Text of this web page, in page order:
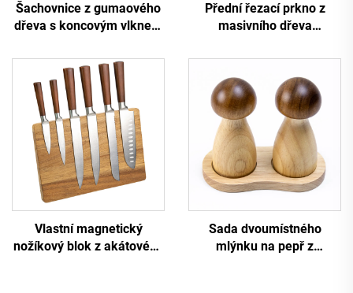
Šachovnice z gumaového
dřeva s koncovým vlknem
Přední řezací prkno z
masivního dřeva
Vlastní magnetický
nožíkový blok z akátového
Sada dvoumístného
mlýnku na pepř z